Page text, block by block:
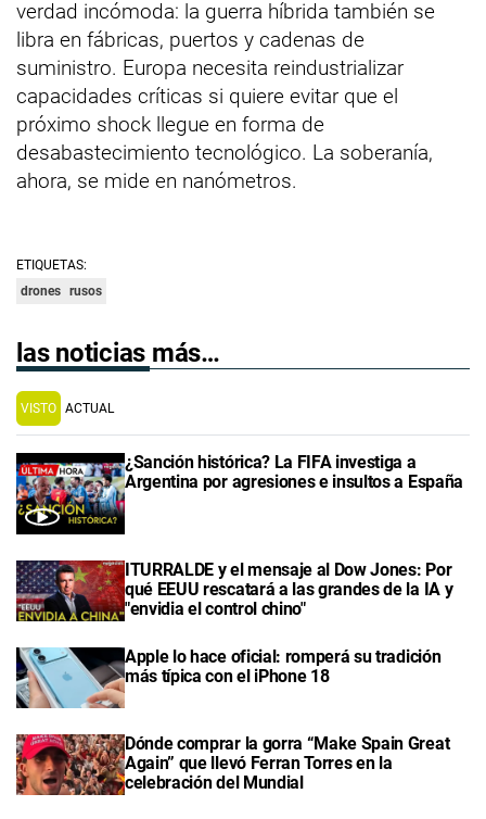
verdad incómoda: la guerra híbrida también se
libra en fábricas, puertos y cadenas de
suministro. Europa necesita reindustrializar
capacidades críticas si quiere evitar que el
próximo shock llegue en forma de
desabastecimiento tecnológico. La soberanía,
ahora, se mide en nanómetros.
ETIQUETAS:
drones rusos
las noticias más…
VISTO ACTUAL
¿Sanción histórica? La FIFA investiga a
Argentina por agresiones e insultos a España
ITURRALDE y el mensaje al Dow Jones: Por
qué EEUU rescatará a las grandes de la IA y
"envidia el control chino"
Apple lo hace oficial: romperá su tradición
más típica con el iPhone 18
Dónde comprar la gorra “Make Spain Great
Again” que llevó Ferran Torres en la
celebración del Mundial